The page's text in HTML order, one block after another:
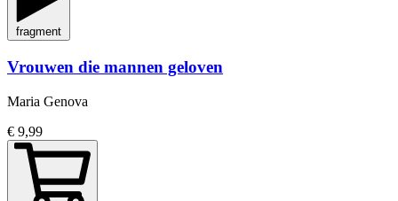
fragment
Vrouwen die mannen geloven
Maria Genova
€ 9,99